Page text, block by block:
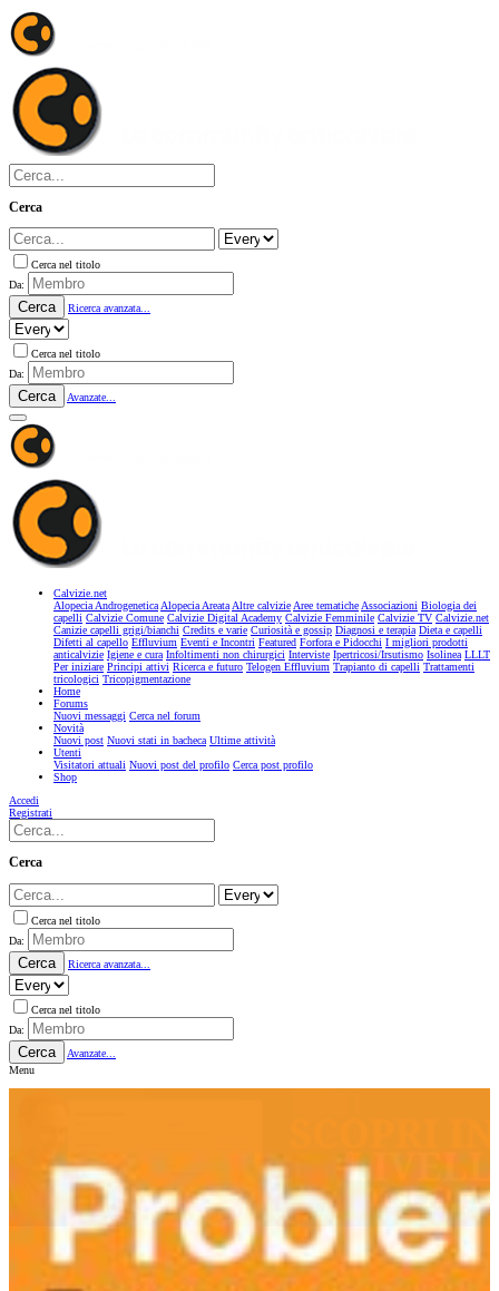
Cerca
Cerca nel titolo
Da:
Cerca Ricerca avanzata...
Cerca nel titolo
Da:
Cerca Avanzate...
Calvizie.net
Alopecia AndrogeneticaAlopecia AreataAltre calvizieAree tematicheAssociazioni Biologia dei
capelli Calvizie Comune Calvizie Digital Academy Calvizie Femminile Calvizie TV Calvizie.net
Canizie capelli grigi/bianchi Credits e varie Curiosità e gossip Diagnosi e terapia Dieta e capelli
Difetti al capello Effluvium Eventi e Incontri Featured Forfora e Pidocchi I migliori prodotti
anticalvizie Igiene e cura Infoltimenti non chirurgici Interviste Ipertricosi/Irsutismo Isolinea LLLT
Per iniziare Principi attivi Ricerca e futuro Telogen Effluvium Trapianto di capelli Trattamenti
tricologici Tricopigmentazione
Home
Forums
Nuovi messaggi Cerca nel forum
Novità
Nuovi post Nuovi stati in bacheca Ultime attività
Utenti
Visitatori attuali Nuovi post del profilo Cerca post profilo
Shop
Accedi
Registrati
Cerca
Cerca nel titolo
Da:
Cerca Ricerca avanzata...
Cerca nel titolo
Da:
Cerca
Avanzate...
Menu